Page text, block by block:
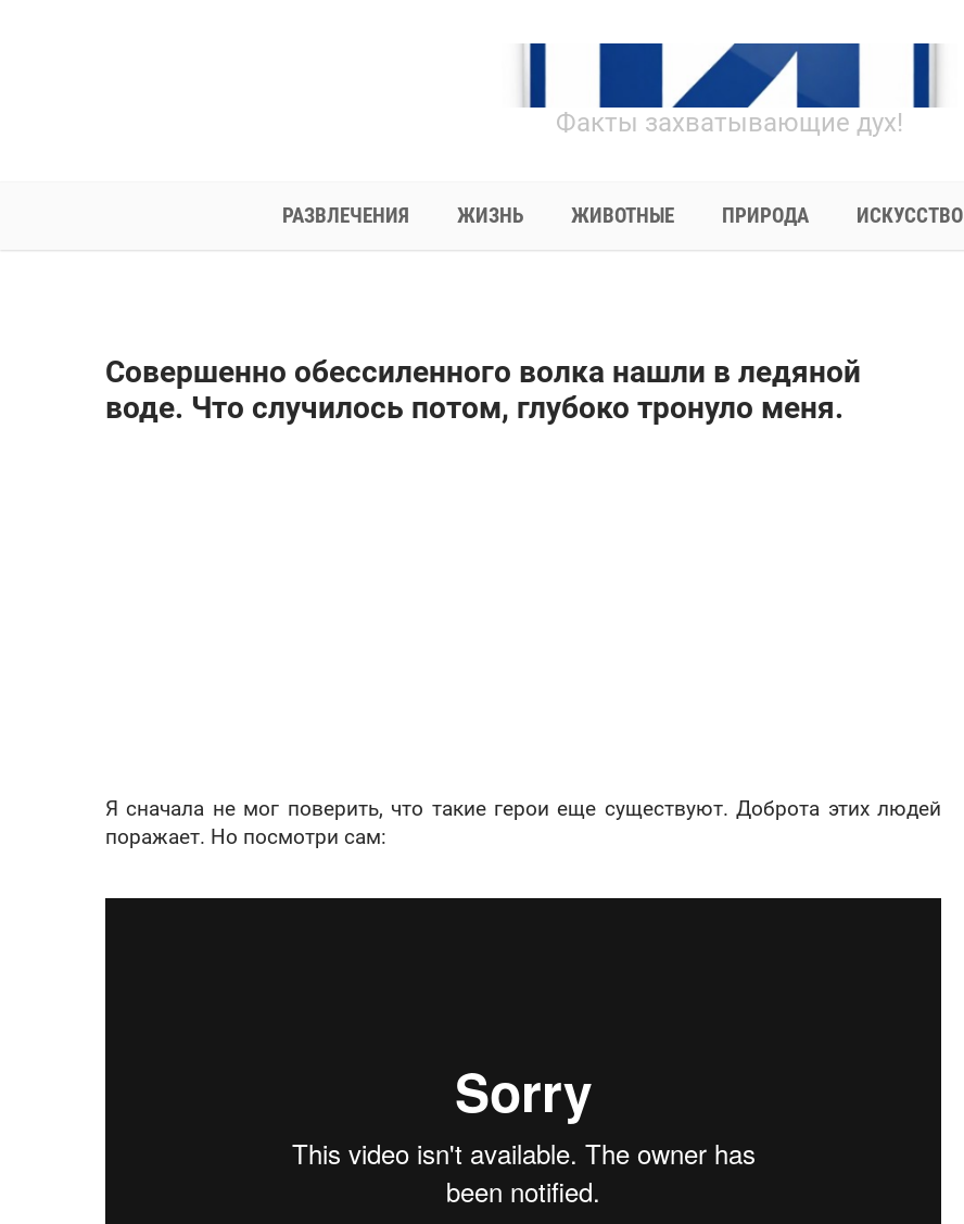
Факты захватывающие дух!
РАЗВЛЕЧЕНИЯ ЖИЗНЬ ЖИВОТНЫЕ ПРИРОДА ИСКУССТВО
Совершенно обессиленного волка нашли в ледяной
воде. Что случилось потом, глубоко тронуло меня.
Я сначала не мог поверить, что такие герои еще существуют. Доброта этих людей
поражает. Но посмотри сам: